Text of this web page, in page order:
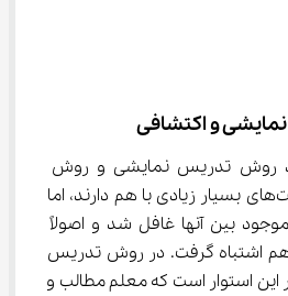
و اکتشافی
روش تدریس نمایشی و روش
تدریس اکتشافی شباهت‌های بسیار زیادی با هم دارند، اما
از تفاوت‌های موجود بین آنها غافل شد و اصولاً
هم اشتباه گرفت. در روش تدریس
استوار است که معلم مطالب و